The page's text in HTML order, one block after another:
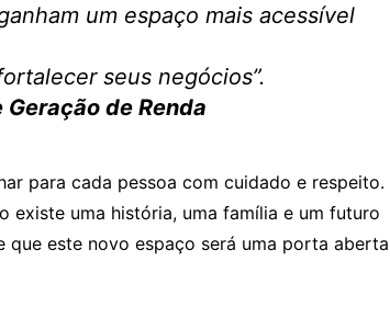
um espaço mais acessível
seus negócios”.
de Renda
para cada pessoa com cuidado e respeito.
existe uma história, uma família e um futuro
este novo espaço será uma porta aberta